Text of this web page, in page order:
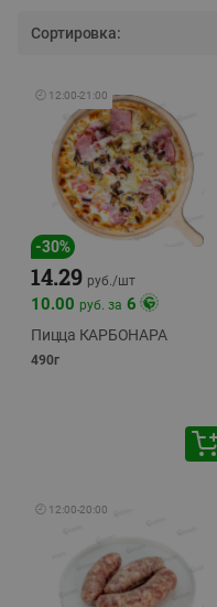
Сортировка:
🕘 12:00-21:00
-30%
14.29 руб./шт
10.00 руб. за 6
Пицца КАРБОНАРА
490г
🕘 12:00-20:00